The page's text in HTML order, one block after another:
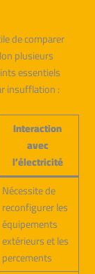
de comparer
plusieurs
essentiels
insufflation :
Interaction
avec
l’électricité
Nécessite de
reconfigurer les
équipements
extérieurs et les
percements